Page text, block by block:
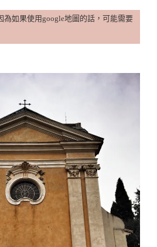
如果使用google地圖的話，可能需要